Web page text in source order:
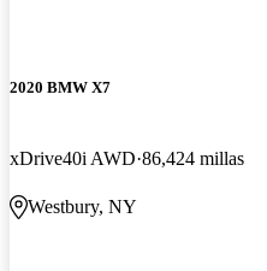
2020 BMW X7
xDrive40i AWD 86,424 millas
Westbury, NY